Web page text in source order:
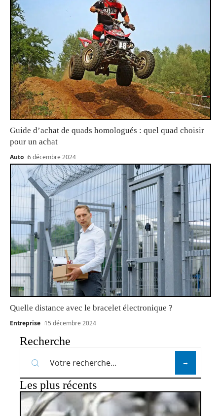
Guide d’achat de quads homologués : quel quad choisir
pour un achat
Auto 6 décembre 2024
Quelle distance avec le bracelet électronique ?
Entreprise 15 décembre 2024
Recherche
Les plus récents